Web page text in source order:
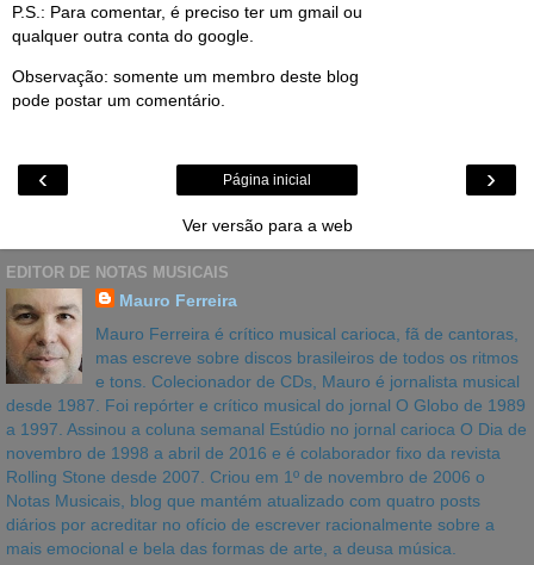
P.S.: Para comentar, é preciso ter um gmail ou
qualquer outra conta do google.
Observação: somente um membro deste blog
pode postar um comentário.
‹ ›
Página inicial
Ver versão para a web
EDITOR DE NOTAS MUSICAIS
Mauro Ferreira
Mauro Ferreira é crítico musical carioca, fã de cantoras,
mas escreve sobre discos brasileiros de todos os ritmos
e tons. Colecionador de CDs, Mauro é jornalista musical
desde 1987. Foi repórter e crítico musical do jornal O Globo de 1989
a 1997. Assinou a coluna semanal Estúdio no jornal carioca O Dia de
novembro de 1998 a abril de 2016 e é colaborador fixo da revista
Rolling Stone desde 2007. Criou em 1º de novembro de 2006 o
Notas Musicais, blog que mantém atualizado com quatro posts
diários por acreditar no ofício de escrever racionalmente sobre a
mais emocional e bela das formas de arte, a deusa música.